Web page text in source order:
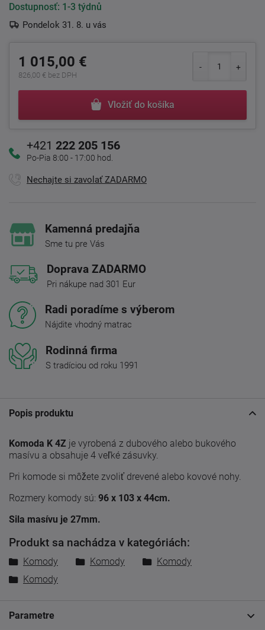
Dostupnosť: 1-3 týdnů
Pondelok 31. 8. u vás
1 015,00 €
826,00 € bez DPH
Vložiť do košíka
+421 222 205 156
Po-Pia 8:00 - 17:00 hod.
Nechajte si zavolať ZADARMO
Kamenná predajňa
Sme tu pre Vás
Doprava ZADARMO
Pri nákupe nad 301 Eur
Radi poradíme s výberom
Nájdite vhodný matrac
Rodinná firma
S tradíciou od roku 1991
Popis produktu
Komoda K 4Z je vyrobená z dubového alebo bukového
masívu a obsahuje 4 veľké zásuvky.
Pri komode si môžete zvoliť drevené alebo kovové nohy.
Rozmery komody sú: 96 x 103 x 44cm.
Sila masívu je 27mm.
Produkt sa nachádza v kategóriách:
Komody Komody
Komody
Komody
Parametre